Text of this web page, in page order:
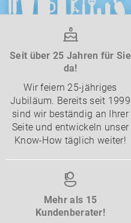
Seit über 25 Jahren für Sie
da!
Wir feiern 25-jähriges
Jubiläum. Bereits seit 1999
sind wir beständig an Ihrer
Seite und entwickeln unser
Know-How täglich weiter!
Mehr als 15
Kundenberater!